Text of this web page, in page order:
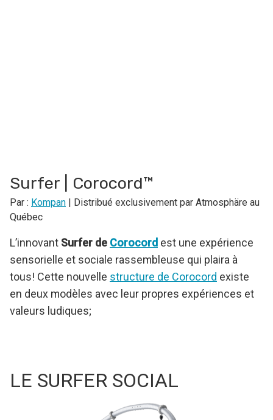
Surfer | Corocord™
Par : Kompan | Distribué exclusivement par Atmosphäre au
Québec
L’innovant Surfer de Corocord est une expérience
sensorielle et sociale rassembleuse qui plaira à
tous! Cette nouvelle structure de Corocord existe
en deux modèles avec leur propres expériences et
valeurs ludiques;
LE SURFER SOCIAL